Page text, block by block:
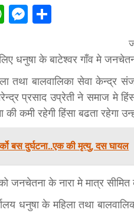
in
WhatsApp
Messenger
धनुषा के बाटेश्वर गाँव मे
तथा बालवालिका सेवा केन्द्र
प्रसाद उप्रेती ने समाज मे
कमी रहेगी हिंसा बढता रहेगा
बस दुर्घटना..एक की मृत्यु, दस घायल
जनचेतना के नारा मे मात्र
धनुषा के महिला तथा
आज का पंचांग: आज दिनांक 3 अगस्त